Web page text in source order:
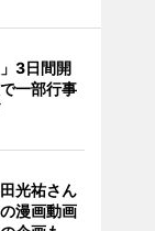
3日間開
一部行事
光祐さん
漫画動画